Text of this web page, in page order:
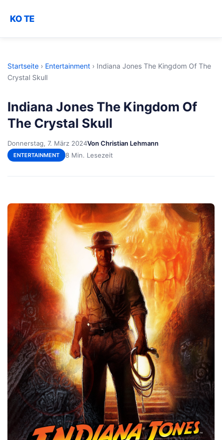
KO TE
Startseite › Entertainment › Indiana Jones The Kingdom Of The
Crystal Skull
Indiana Jones The Kingdom Of
The Crystal Skull
Donnerstag, 7. März 2024Von Christian Lehmann
ENTERTAINMENT 8 Min. Lesezeit